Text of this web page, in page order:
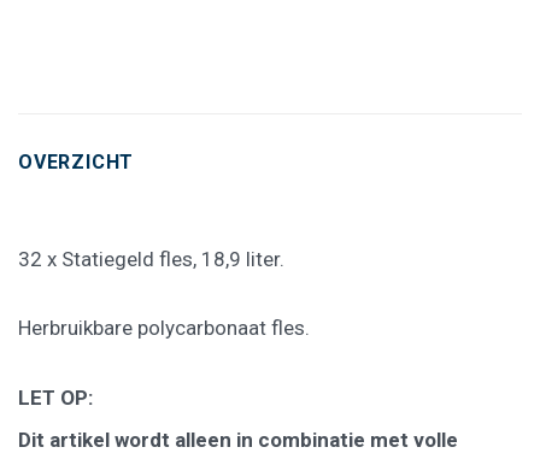
OVERZICHT
32 x Statiegeld fles, 18,9 liter.
Herbruikbare polycarbonaat fles.
LET OP:
Dit artikel wordt alleen in combinatie met volle